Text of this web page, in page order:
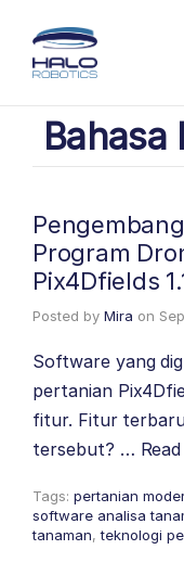
Bahasa
Program
Pix4Dfields
Posted by Mira on
Software yang
pertanian
fitur. Fitur
tersebut? …
Tags: pertanian
software analisa
tanaman,teknologi